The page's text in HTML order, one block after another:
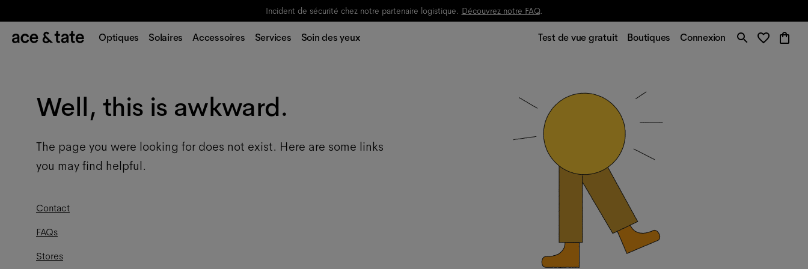
Incident de sécurité chez notre partenaire logistique. Découvrez notre FAQ.
Optiques Solaires Accessoires Services Soin des yeux Test de vue gratuit Boutiques Connexion
Well, this is awkward.
The page you were looking for does not exist. Here are some links
you may find helpful.
Contact
FAQs
Stores